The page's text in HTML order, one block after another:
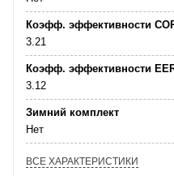
Коэфф. эффективности
3.21
Коэфф. эффективности
3.12
Зимний комплект
Нет
ВСЕ ХАРАКТЕРИСТИКИ